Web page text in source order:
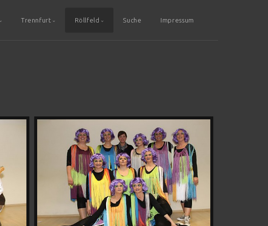
Trennfurt Röllfeld Suche Impressum